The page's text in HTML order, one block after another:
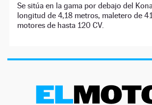
Se sitúa en la gama por debajo del
longitud de 4,18 metros, maletero de
motores de hasta 120 CV.